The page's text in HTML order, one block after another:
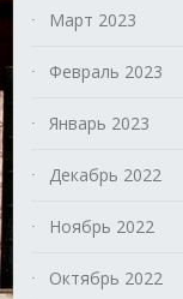
Март 2023
Февраль 2023
Январь 2023
Декабрь 2022
Ноябрь 2022
Октябрь 2022